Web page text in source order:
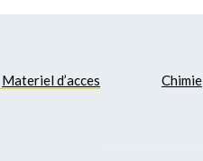
Materiel d’acces Chimie